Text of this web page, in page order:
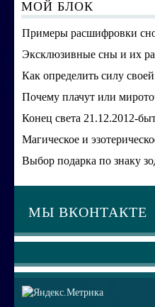
МОЙ БЛОК
Примеры расшифровки
Эксклюзивные сны и их
Как определить силу
Почему плачут или
Конец света 21.12.2012-
Магическое и
Выбор подарка по знаку
МЫ ВКОНТАКТЕ